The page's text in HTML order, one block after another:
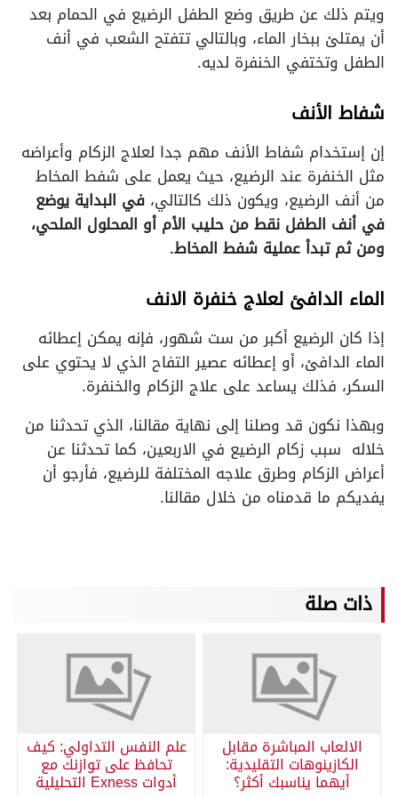
ويتم ذلك عن طريق وضع الطفل الرضيع في الحمام بعد
أن يمتلئ ببخار الماء، وبالتالي تتفتح الشعب في أنف
الطفل وتختفي الخنفرة لديه.
شفاط الأنف
إن إستخدام شفاط الأنف مهم جدا لعلاج الزكام وأعراضه
مثل الخنفرة عند الرضيع، حيث يعمل على شفط المخاط
من أنف الرضيع، ويكون ذلك كالتالي، في البداية يوضع
في أنف الطفل نقط من حليب الأم أو المحلول الملحي،
ومن ثم تبدأ عملية شفط المخاط.
الماء الدافئ لعلاج خنفرة الانف
إذا كان الرضيع أكبر من ست شهور، فإنه يمكن إعطائه
الماء الدافئ، أو إعطائه عصير التفاح الذي لا يحتوي على
السكر، فذلك يساعد على علاج الزكام والخنفرة.
وبهذا نكون قد وصلنا إلى نهاية مقالنا، الذي تحدثنا من
خلاله سبب زكام الرضيع في الاربعين، كما تحدثنا عن
أعراض الزكام وطرق علاجه المختلفة للرضيع، فأرجو أن
يفديكم ما قدمناه من خلال مقالنا.
ذات صلة
الالعاب المباشرة مقابل
الكازينوهات التقليدية:
أيهما يناسبك أكثر؟
علم النفس التداولي: كيف
تحافظ على توازنك مع
أدوات Exness التحليلية